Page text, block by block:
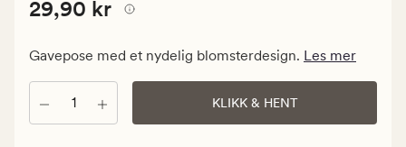
29,90
Vanlig
pris
29,90
Pris 29,90 kr
29,90 kr
Gavepose med et nydelig blomsterdesign. Les mer
Antall KLIKK & HENT